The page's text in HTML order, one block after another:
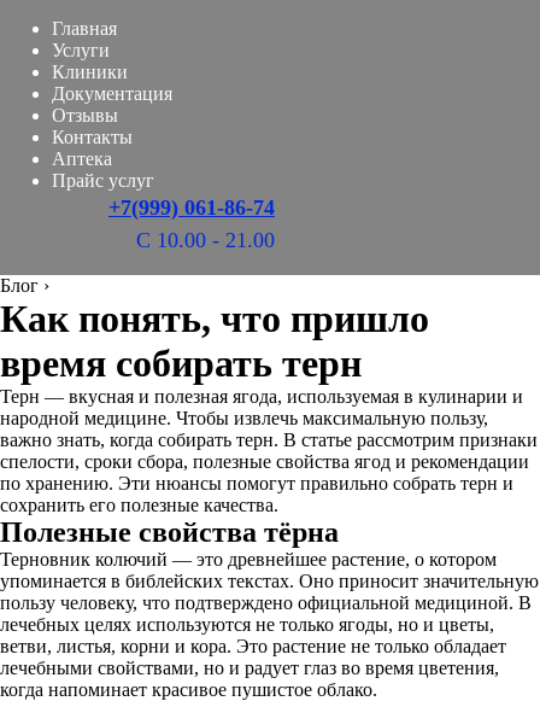
Главная
Услуги
Клиники
Документация
Отзывы
Контакты
Аптека
Прайс услуг
+7(999) 061-86-74
С 10.00 - 21.00
Блог ›
Как понять, что пришло
время собирать терн
Терн — вкусная и полезная ягода, используемая в кулинарии и
народной медицине. Чтобы извлечь максимальную пользу,
важно знать, когда собирать терн. В статье рассмотрим признаки
спелости, сроки сбора, полезные свойства ягод и рекомендации
по хранению. Эти нюансы помогут правильно собрать терн и
сохранить его полезные качества.
Полезные свойства тёрна
Терновник колючий — это древнейшее растение, о котором
упоминается в библейских текстах. Оно приносит значительную
пользу человеку, что подтверждено официальной медициной. В
лечебных целях используются не только ягоды, но и цветы,
ветви, листья, корни и кора. Это растение не только обладает
лечебными свойствами, но и радует глаз во время цветения,
когда напоминает красивое пушистое облако.